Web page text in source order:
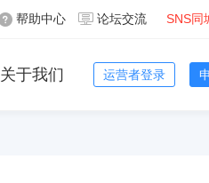
帮助中心 论坛交流 SNS同
运营者登录
关于我们